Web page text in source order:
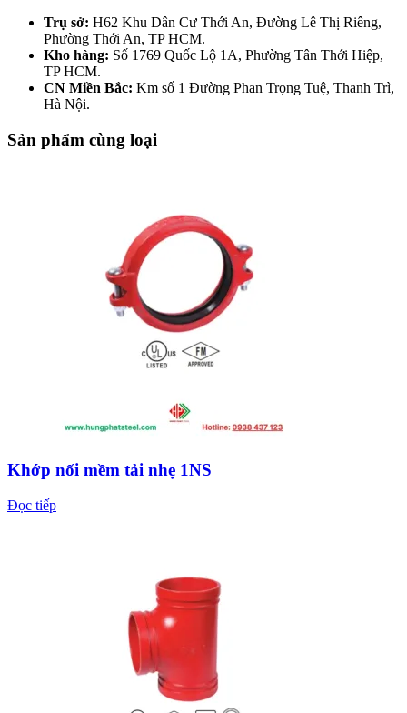
Trụ sở: H62 Khu Dân Cư Thới An, Đường Lê Thị Riêng,
Phường Thới An, TP HCM.
Kho hàng: Số 1769 Quốc Lộ 1A, Phường Tân Thới Hiệp,
TP HCM.
CN Miền Bắc: Km số 1 Đường Phan Trọng Tuệ, Thanh Trì,
Hà Nội.
Sản phẩm cùng loại
Khớp nối mềm tải nhẹ 1NS
Đọc tiếp